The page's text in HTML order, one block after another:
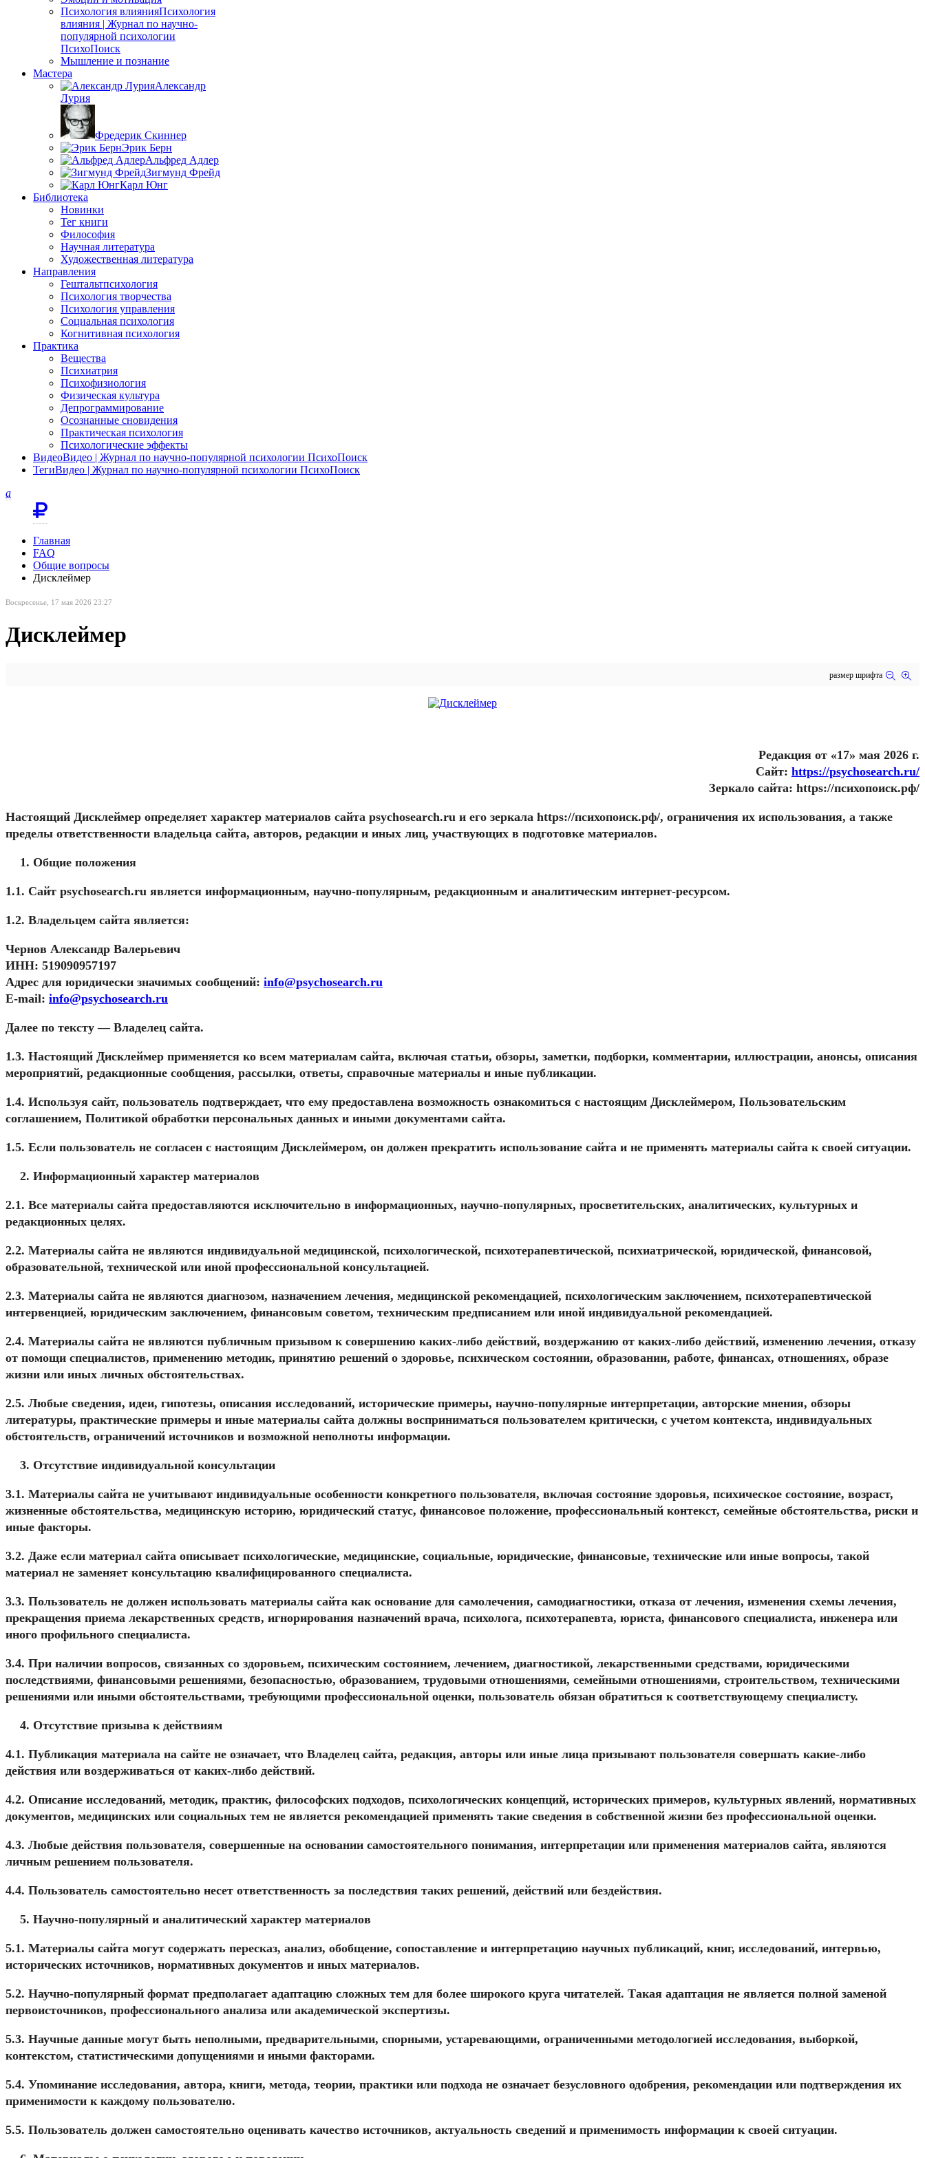
Психология влиянияПсихология
влияния | Журнал по научно-
популярной психологии
ПсихоПоиск
Мышление и познание
Мастера
Александр
Лурия
Фредерик Скиннер
Эрик Берн
Альфред Адлер
Зигмунд Фрейд
Карл Юнг
Библиотека
Новинки
Тег книги
Философия
Научная литература
Художественная литература
Направления
Гештальтпсихология
Психология творчества
Психология управления
Социальная психология
Когнитивная психология
Практика
Вещества
Психиатрия
Психофизиология
Физическая культура
Депрограммирование
Осознанные сновидения
Практическая психология
Психологические эффекты
ВидеоВидео | Журнал по научно-популярной психологии ПсихоПоиск
ТегиВидео | Журнал по научно-популярной психологии ПсихоПоиск
a
Главная
FAQ
Общие вопросы
Дисклеймер
Воскресенье, 17 мая 2026 23:27
Дисклеймер
размер шрифта
Редакция от «17» мая 2026 г.
Сайт: https://psychosearch.ru/
Зеркало сайта: https://психопоиск.рф/
Настоящий Дисклеймер определяет характер материалов сайта psychosearch.ru и его зеркала https://психопоиск.рф/, ограничения их использования, а также
пределы ответственности владельца сайта, авторов, редакции и иных лиц, участвующих в подготовке материалов.
Общие положения
1.1. Сайт psychosearch.ru является информационным, научно-популярным, редакционным и аналитическим интернет-ресурсом.
1.2. Владельцем сайта является:
Чернов Александр Валерьевич
ИНН: 519090957197
Адрес для юридически значимых сообщений: info@psychosearch.ru
E-mail: info@psychosearch.ru
Далее по тексту — Владелец сайта.
1.3. Настоящий Дисклеймер применяется ко всем материалам сайта, включая статьи, обзоры, заметки, подборки, комментарии, иллюстрации, анонсы, описания
мероприятий, редакционные сообщения, рассылки, ответы, справочные материалы и иные публикации.
1.4. Используя сайт, пользователь подтверждает, что ему предоставлена возможность ознакомиться с настоящим Дисклеймером, Пользовательским
соглашением, Политикой обработки персональных данных и иными документами сайта.
1.5. Если пользователь не согласен с настоящим Дисклеймером, он должен прекратить использование сайта и не применять материалы сайта к своей ситуации.
Информационный характер материалов
2.1. Все материалы сайта предоставляются исключительно в информационных, научно-популярных, просветительских, аналитических, культурных и
редакционных целях.
2.2. Материалы сайта не являются индивидуальной медицинской, психологической, психотерапевтической, психиатрической, юридической, финансовой,
образовательной, технической или иной профессиональной консультацией.
2.3. Материалы сайта не являются диагнозом, назначением лечения, медицинской рекомендацией, психологическим заключением, психотерапевтической
интервенцией, юридическим заключением, финансовым советом, техническим предписанием или иной индивидуальной рекомендацией.
2.4. Материалы сайта не являются публичным призывом к совершению каких-либо действий, воздержанию от каких-либо действий, изменению лечения, отказу
от помощи специалистов, применению методик, принятию решений о здоровье, психическом состоянии, образовании, работе, финансах, отношениях, образе
жизни или иных личных обстоятельствах.
2.5. Любые сведения, идеи, гипотезы, описания исследований, исторические примеры, научно-популярные интерпретации, авторские мнения, обзоры
литературы, практические примеры и иные материалы сайта должны восприниматься пользователем критически, с учетом контекста, индивидуальных
обстоятельств, ограничений источников и возможной неполноты информации.
Отсутствие индивидуальной консультации
3.1. Материалы сайта не учитывают индивидуальные особенности конкретного пользователя, включая состояние здоровья, психическое состояние, возраст,
жизненные обстоятельства, медицинскую историю, юридический статус, финансовое положение, профессиональный контекст, семейные обстоятельства, риски и
иные факторы.
3.2. Даже если материал сайта описывает психологические, медицинские, социальные, юридические, финансовые, технические или иные вопросы, такой
материал не заменяет консультацию квалифицированного специалиста.
3.3. Пользователь не должен использовать материалы сайта как основание для самолечения, самодиагностики, отказа от лечения, изменения схемы лечения,
прекращения приема лекарственных средств, игнорирования назначений врача, психолога, психотерапевта, юриста, финансового специалиста, инженера или
иного профильного специалиста.
3.4. При наличии вопросов, связанных со здоровьем, психическим состоянием, лечением, диагностикой, лекарственными средствами, юридическими
последствиями, финансовыми решениями, безопасностью, образованием, трудовыми отношениями, семейными отношениями, строительством, техническими
решениями или иными обстоятельствами, требующими профессиональной оценки, пользователь обязан обратиться к соответствующему специалисту.
Отсутствие призыва к действиям
4.1. Публикация материала на сайте не означает, что Владелец сайта, редакция, авторы или иные лица призывают пользователя совершать какие-либо
действия или воздерживаться от каких-либо действий.
4.2. Описание исследований, методик, практик, философских подходов, психологических концепций, исторических примеров, культурных явлений, нормативных
документов, медицинских или социальных тем не является рекомендацией применять такие сведения в собственной жизни без профессиональной оценки.
4.3. Любые действия пользователя, совершенные на основании самостоятельного понимания, интерпретации или применения материалов сайта, являются
личным решением пользователя.
4.4. Пользователь самостоятельно несет ответственность за последствия таких решений, действий или бездействия.
Научно-популярный и аналитический характер материалов
5.1. Материалы сайта могут содержать пересказ, анализ, обобщение, сопоставление и интерпретацию научных публикаций, книг, исследований, интервью,
исторических источников, нормативных документов и иных материалов.
5.2. Научно-популярный формат предполагает адаптацию сложных тем для более широкого круга читателей. Такая адаптация не является полной заменой
первоисточников, профессионального анализа или академической экспертизы.
5.3. Научные данные могут быть неполными, предварительными, спорными, устаревающими, ограниченными методологией исследования, выборкой,
контекстом, статистическими допущениями и иными факторами.
5.4. Упоминание исследования, автора, книги, метода, теории, практики или подхода не означает безусловного одобрения, рекомендации или подтверждения их
применимости к каждому пользователю.
5.5. Пользователь должен самостоятельно оценивать качество источников, актуальность сведений и применимость информации к своей ситуации.